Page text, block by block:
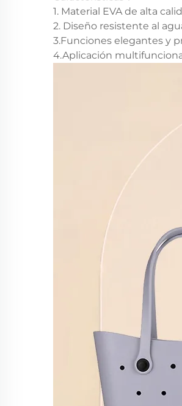
1. Material EVA de alta
2. Diseño resistente al
3.Funciones elegantes y
4.Aplicación